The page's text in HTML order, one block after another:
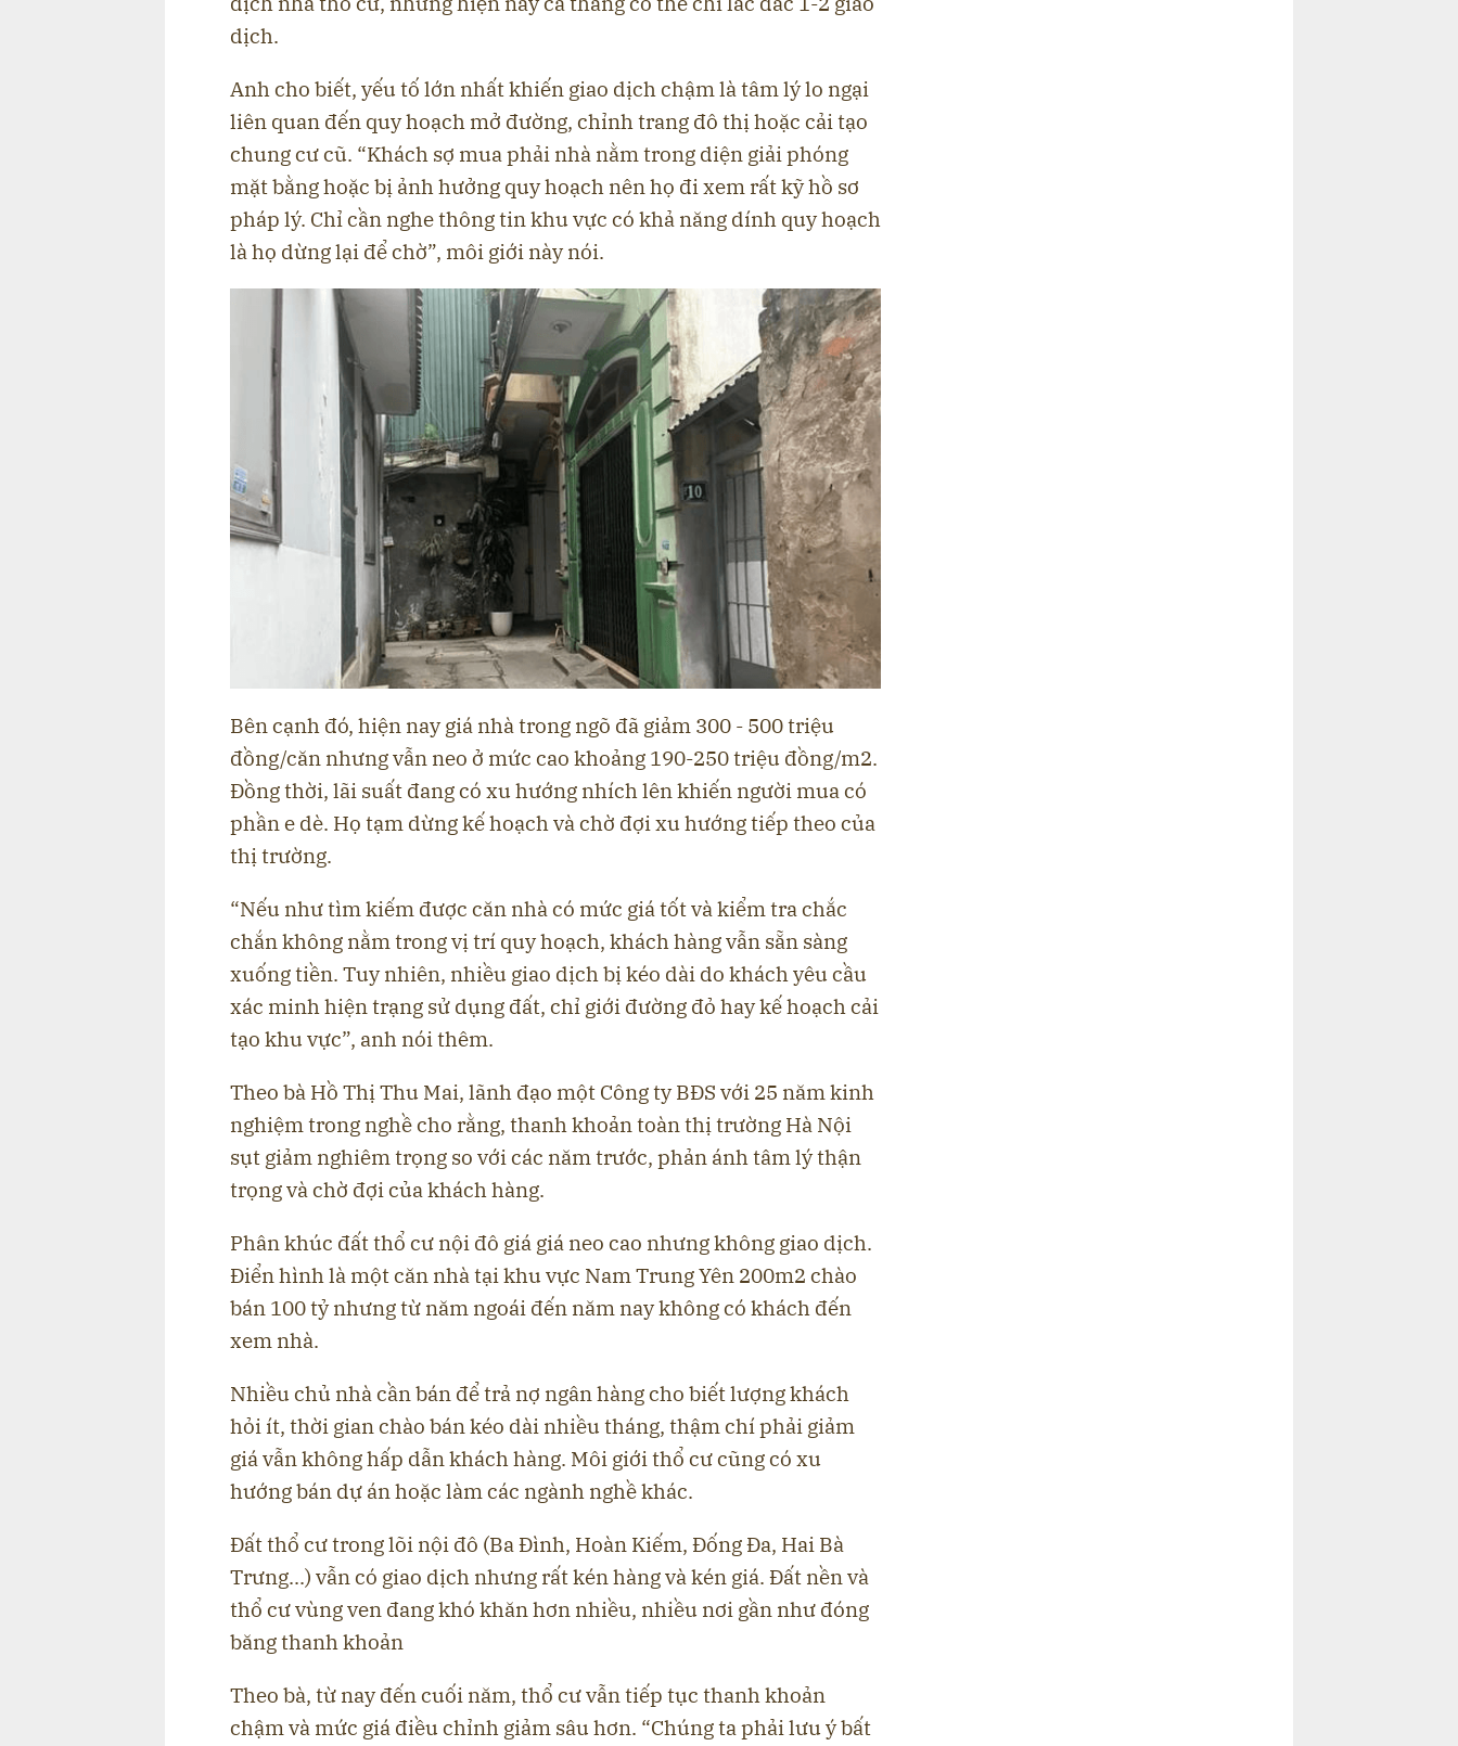
dịch.
Anh cho biết, yếu tố lớn nhất khiến giao dịch chậm là tâm lý lo ngại
liên quan đến quy hoạch mở đường, chỉnh trang đô thị hoặc cải tạo
chung cư cũ. “Khách sợ mua phải nhà nằm trong diện giải phóng
mặt bằng hoặc bị ảnh hưởng quy hoạch nên họ đi xem rất kỹ hồ sơ
pháp lý. Chỉ cần nghe thông tin khu vực có khả năng dính quy hoạch
là họ dừng lại để chờ”, môi giới này nói.
Bên cạnh đó, hiện nay giá nhà trong ngõ đã giảm 300 - 500 triệu
đồng/căn nhưng vẫn neo ở mức cao khoảng 190-250 triệu đồng/m2.
Đồng thời, lãi suất đang có xu hướng nhích lên khiến người mua có
phần e dè. Họ tạm dừng kế hoạch và chờ đợi xu hướng tiếp theo của
thị trường.
“Nếu như tìm kiếm được căn nhà có mức giá tốt và kiểm tra chắc
chắn không nằm trong vị trí quy hoạch, khách hàng vẫn sẵn sàng
xuống tiền. Tuy nhiên, nhiều giao dịch bị kéo dài do khách yêu cầu
xác minh hiện trạng sử dụng đất, chỉ giới đường đỏ hay kế hoạch cải
tạo khu vực”, anh nói thêm.
Theo bà Hồ Thị Thu Mai, lãnh đạo một Công ty BĐS với 25 năm kinh
nghiệm trong nghề cho rằng, thanh khoản toàn thị trường Hà Nội
sụt giảm nghiêm trọng so với các năm trước, phản ánh tâm lý thận
trọng và chờ đợi của khách hàng.
Phân khúc đất thổ cư nội đô giá giá neo cao nhưng không giao dịch.
Điển hình là một căn nhà tại khu vực Nam Trung Yên 200m2 chào
bán 100 tỷ nhưng từ năm ngoái đến năm nay không có khách đến
xem nhà.
Nhiều chủ nhà cần bán để trả nợ ngân hàng cho biết lượng khách
hỏi ít, thời gian chào bán kéo dài nhiều tháng, thậm chí phải giảm
giá vẫn không hấp dẫn khách hàng. Môi giới thổ cư cũng có xu
hướng bán dự án hoặc làm các ngành nghề khác.
Đất thổ cư trong lõi nội đô (Ba Đình, Hoàn Kiếm, Đống Đa, Hai Bà
Trưng...) vẫn có giao dịch nhưng rất kén hàng và kén giá. Đất nền và
thổ cư vùng ven đang khó khăn hơn nhiều, nhiều nơi gần như đóng
băng thanh khoản
Theo bà, từ nay đến cuối năm, thổ cư vẫn tiếp tục thanh khoản
chậm và mức giá điều chỉnh giảm sâu hơn. “Chúng ta phải lưu ý bất